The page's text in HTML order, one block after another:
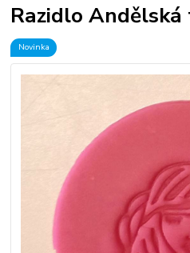
Razidlo Andělská
Novinka